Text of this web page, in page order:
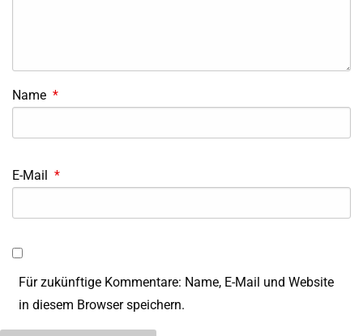
Name *
E-Mail *
Für zukünftige Kommentare: Name, E-Mail und Website
in diesem Browser speichern.